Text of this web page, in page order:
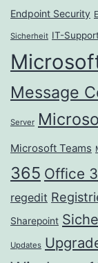
Endpoint Security
Sicherheit IT-
Message
Server
Microsoft Teams
365 Office
regedit
Sharepoint
Updates